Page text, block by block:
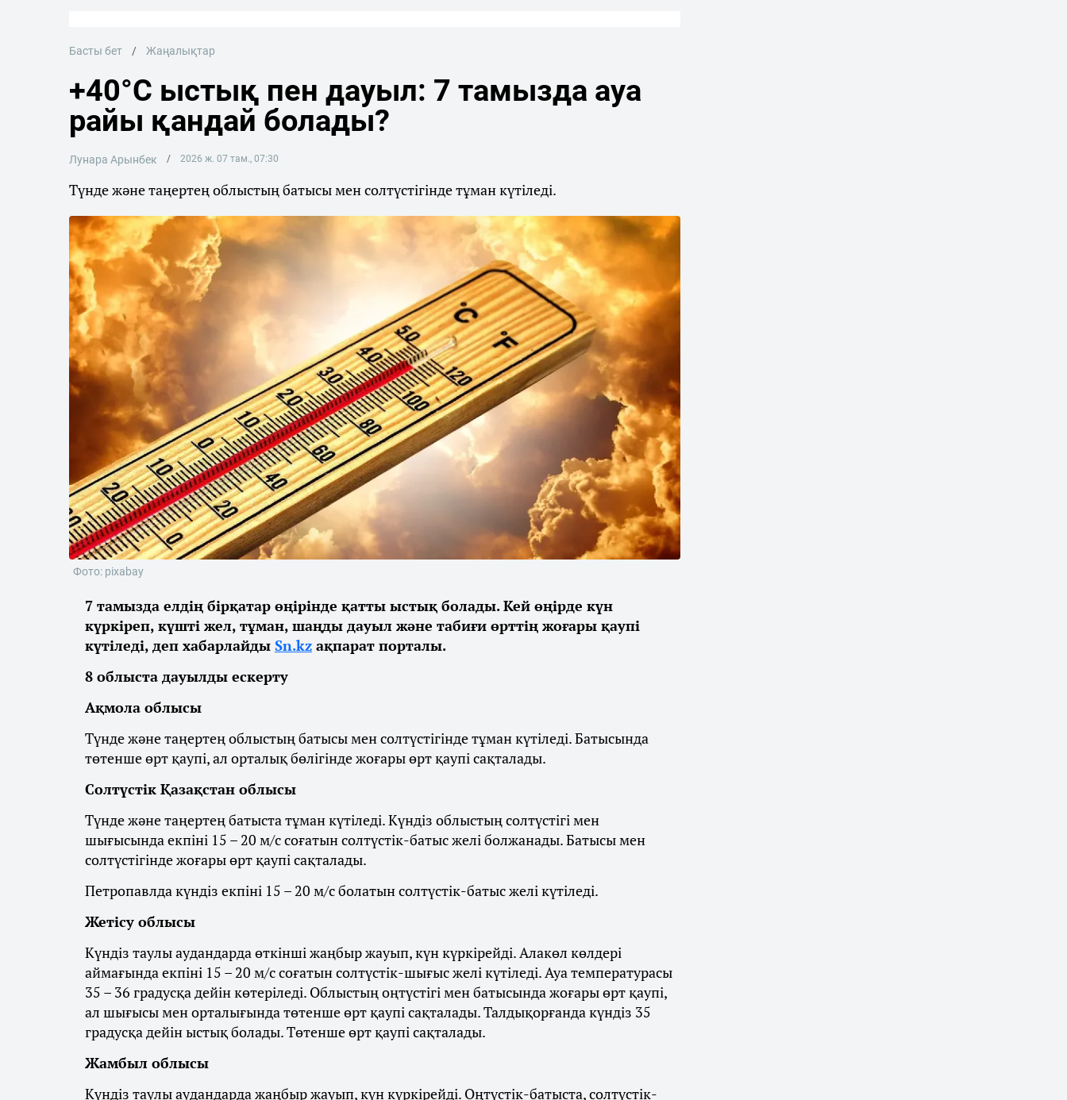
Басты бет Жаңалықтар
+40°C ыстық пен дауыл: 7 тамызда ауа
райы қандай болады?
Лунара Арынбек 2026 ж. 07 там., 07:30
Түнде және таңертең облыстың батысы мен солтүстігінде тұман күтіледі.
Фото: pixabay
7 тамызда елдің бірқатар өңірінде қатты ыстық болады. Кей өңірде күн
күркіреп, күшті жел, тұман, шаңды дауыл және табиғи өрттің жоғары қаупі
күтіледі, деп хабарлайды Sn.kz ақпарат порталы.
8 облыста дауылды ескерту
Ақмола облысы
Түнде және таңертең облыстың батысы мен солтүстігінде тұман күтіледі. Батысында
төтенше өрт қаупі, ал орталық бөлігінде жоғары өрт қаупі сақталады.
Солтүстік Қазақстан облысы
Түнде және таңертең батыста тұман күтіледі. Күндіз облыстың солтүстігі мен
шығысында екпіні 15 – 20 м/с соғатын солтүстік-батыс желі болжанады. Батысы мен
солтүстігінде жоғары өрт қаупі сақталады.
Петропавлда күндіз екпіні 15 – 20 м/с болатын солтүстік-батыс желі күтіледі.
Жетісу облысы
Күндіз таулы аудандарда өткінші жаңбыр жауып, күн күркірейді. Алакөл көлдері
аймағында екпіні 15 – 20 м/с соғатын солтүстік-шығыс желі күтіледі. Ауа температурасы
35 – 36 градусқа дейін көтеріледі. Облыстың оңтүстігі мен батысында жоғары өрт қаупі,
ал шығысы мен орталығында төтенше өрт қаупі сақталады. Талдықорғанда күндіз 35
градусқа дейін ыстық болады. Төтенше өрт қаупі сақталады.
Жамбыл облысы
Күндіз таулы аудандарда жаңбыр жауып, күн күркірейді. Оңтүстік-батыста, солтүстік-